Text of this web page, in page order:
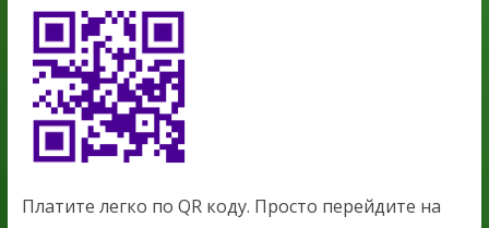
Платите легко по QR коду. Просто перейдите на